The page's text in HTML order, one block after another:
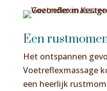
Een
Het ontspannen
Voetreflexmassage
een heerlijk